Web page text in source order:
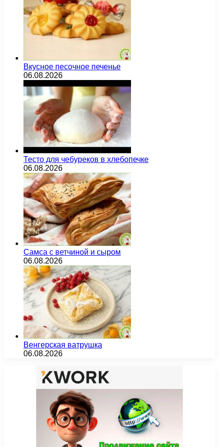
Вкусное песочное печенье
06.08.2026
Тесто для чебуреков в хлебопечке
06.08.2026
Самса с ветчиной и сыром
06.08.2026
Венгерская ватрушка
06.08.2026